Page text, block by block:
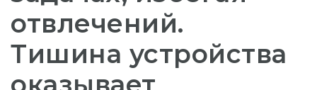
отвлечений.
Тишина устройства